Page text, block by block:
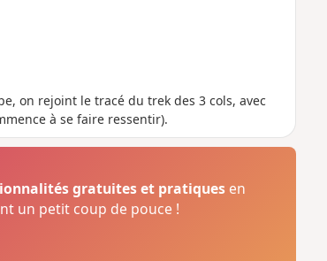
on rejoint le tracé du trek des 3 cols, avec
à se faire ressentir).
gratuites et pratiques en
un petit coup de pouce !